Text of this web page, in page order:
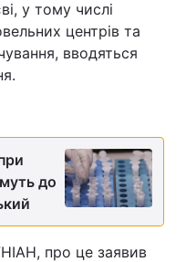
у тому числі
центрів та
вводяться
до
про це заявив